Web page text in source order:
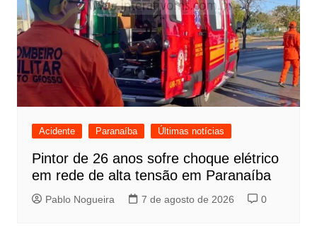
Acidente Paranaíba Últimas notícias
Pintor de 26 anos sofre choque elétrico
em rede de alta tensão em Paranaíba
Pablo Nogueira 7 de agosto de 2026 0